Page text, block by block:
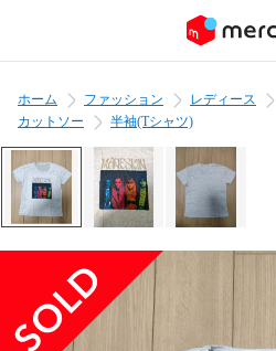
ホーム ファッション レディース
カットソー
半袖(Tシャツ)